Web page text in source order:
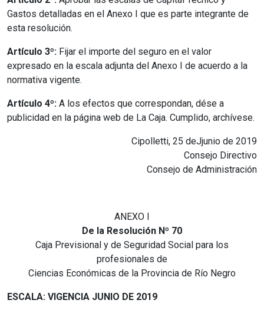
Gastos detalladas en el Anexo I que es parte integrante de
esta resolución.
Artículo 3º: Fijar el importe del seguro en el valor
expresado en la escala adjunta del Anexo I de acuerdo a la
normativa vigente.
Artículo 4º: A los efectos que correspondan, dése a
publicidad en la página web de La Caja. Cumplido, archívese.
Cipolletti, 25 deJjunio de 2019
Consejo Directivo
Consejo de Administración
ANEXO I
De la Resolución Nº 70
Caja Previsional y de Seguridad Social para los
profesionales de
Ciencias Económicas de la Provincia de Río Negro
ESCALA: VIGENCIA JUNIO DE 2019